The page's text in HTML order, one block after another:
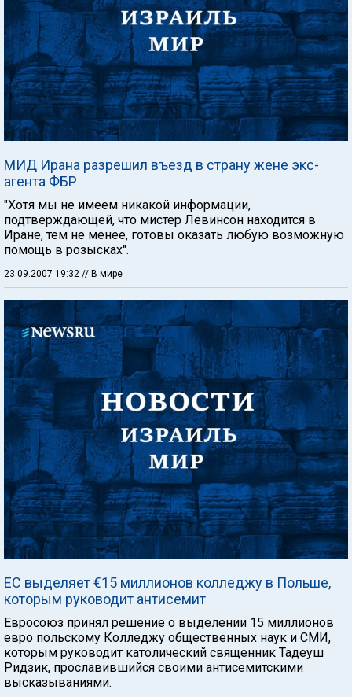
МИД Ирана разрешил въезд в страну жене экс-
агента ФБР
"Хотя мы не имеем никакой информации,
подтверждающей, что мистер Левинсон находится в
Иране, тем не менее, готовы оказать любую возможную
помощь в розысках".
23.09.2007 19:32 // В мире
ЕС выделяет €15 миллионов колледжу в Польше,
которым руководит антисемит
Евросоюз принял решение о выделении 15 миллионов
евро польскому Колледжу общественных наук и СМИ,
которым руководит католический священник Тадеуш
Ридзик, прославившийся своими антисемитскими
высказываниями.